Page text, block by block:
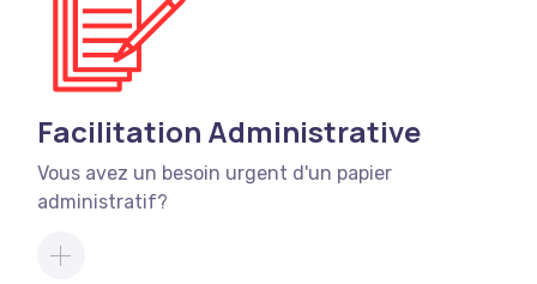
Facilitation Administrative
Vous avez un besoin urgent d'un papier
administratif?